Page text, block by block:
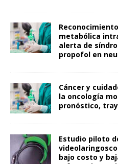
metabólica
alerta de
propofol en
Cáncer y
la oncología
pronóstico,
Estudio piloto
bajo costo y